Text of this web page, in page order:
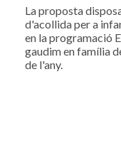
La proposta
d'acollida per a
en la programació
gaudim en família
de l'any.